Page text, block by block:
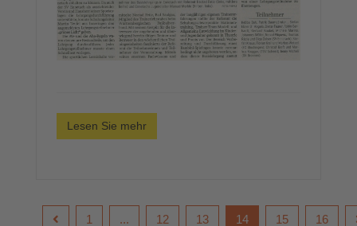
Lesen Sie mehr
1 ... 12 13 14 15 16